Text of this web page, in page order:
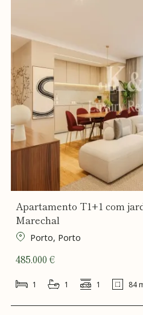
Apartamento T1+1 com
Marechal
Porto, Porto
485.000 €
1 1 1 84